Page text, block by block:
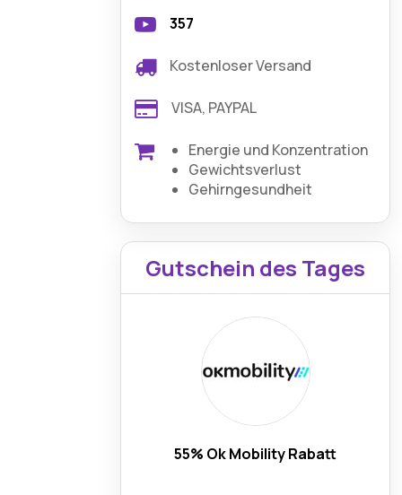
357
Kostenloser Versand
VISA, PAYPAL
Energie und Konzentration
Gewichtsverlust
Gehirngesundheit
Gutschein des Tages
55% Ok Mobility Rabatt